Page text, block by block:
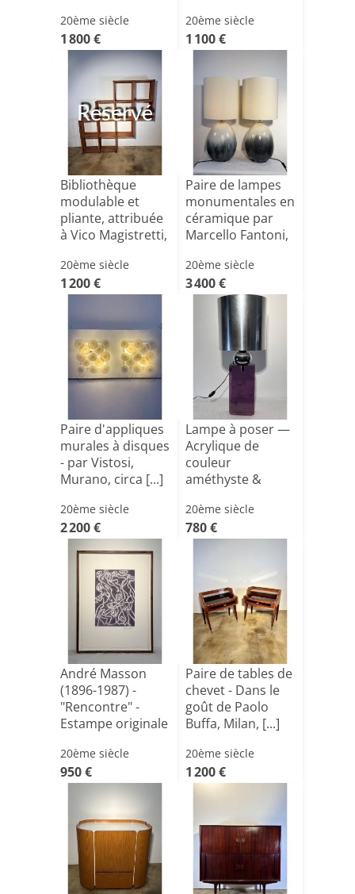
20ème siècle
1 800 €
20ème siècle
1 100 €
Reservé
Bibliothèque
modulable et
pliante, attribuée
à Vico Magistretti,
20ème siècle
1 200 €
Paire de lampes
monumentales en
céramique par
Marcello Fantoni,
20ème siècle
3 400 €
Paire d'appliques
murales à disques
- par Vistosi,
Murano, circa [...]
20ème siècle
2 200 €
Lampe à poser —
Acrylique de
couleur
améthyste &
[...]
20ème siècle
780 €
André Masson
(1896-1987) -
"Rencontre" -
Estampe originale
20ème siècle
950 €
Paire de tables de
chevet - Dans le
goût de Paolo
Buffa, Milan, [...]
20ème siècle
1 200 €